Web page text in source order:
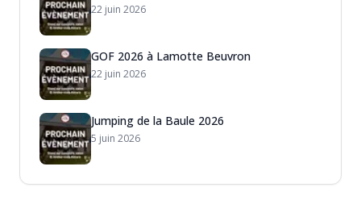
22 juin 2026
GOF 2026 à Lamotte Beuvron
22 juin 2026
Jumping de la Baule 2026
5 juin 2026